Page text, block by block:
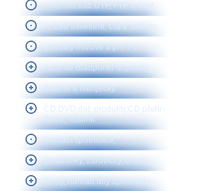
. internet kab.UTP, FTP a telef
.....Led osvětlení, Lupy ,svítilny,
.pojistky nožové a pro FV
Autorád Blaupunkt-doprodej
Baterie a nabíječky
CD,DVD,dat. produkty,CD přehr-
Retro, Toslink
Domácí spotřebiče,
Elektronky, žárovičky, doutn.
Ferity, náhrad.díly spotřebiče